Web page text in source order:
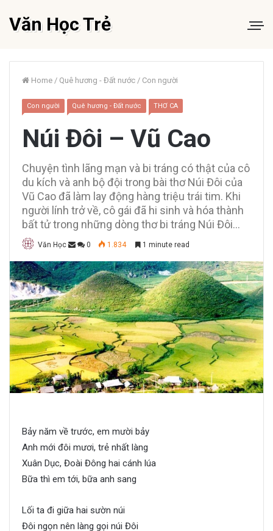
Văn Học Trẻ
Home / Quê hương - Đất nước / Con người
Con người Quê hương - Đất nước THƠ CA
Núi Đôi – Vũ Cao
Chuyện tình lãng mạn và bi tráng có thật của cô
du kích và anh bộ đội trong bài thơ Núi Đôi của
Vũ Cao đã làm lay động hàng triệu trái tim. Khi
người lính trở về, cô gái đã hi sinh và hóa thành
bất tử trong những dòng thơ bi tráng Núi Đôi...
Văn Học 0 1.834 1 minute read
Bảy năm về trước, em mười bảy
Anh mới đôi mươi, trẻ nhất làng
Xuân Dục, Đoài Đông hai cánh lúa
Bữa thì em tới, bữa anh sang
Lối ta đi giữa hai sườn núi
Đôi ngọn nên làng gọi núi Đôi